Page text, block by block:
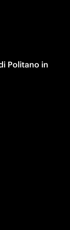
Politano in